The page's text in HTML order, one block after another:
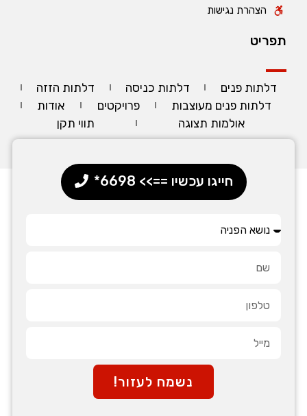
הצהרת נגישות
תפריט
דלתות פנים דלתות כניסה
דלתות הזזה
דלתות פנים מעוצבות
פרויקטים
אודות
אולמות תצוגה
תווי תקן
חייגו עכשיו ==>> 6698*
נשמח לעזור!